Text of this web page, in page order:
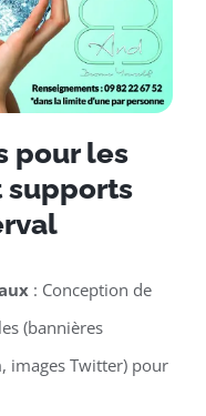
pour les
supports
: Conception de
(bannières
images Twitter) pour